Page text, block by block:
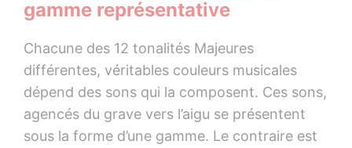
gamme représentative
Chacune des 12 tonalités Majeures
différentes, véritables couleurs musicales
dépend des sons qui la composent. Ces sons,
agencés du grave vers l’aigu se présentent
sous la forme d’une gamme. Le contraire est